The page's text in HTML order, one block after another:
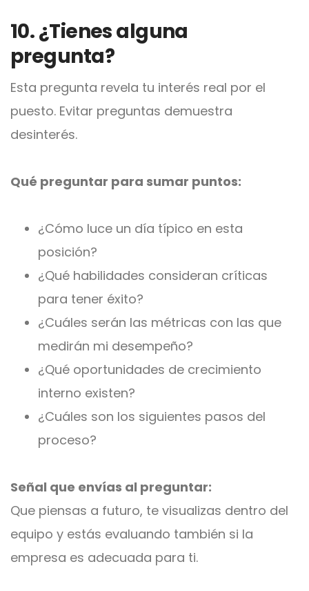
10. ¿Tienes alguna
pregunta?
Esta pregunta revela tu interés real por el
puesto. Evitar preguntas demuestra
desinterés.
Qué preguntar para sumar puntos:
¿Cómo luce un día típico en esta
posición?
¿Qué habilidades consideran críticas
para tener éxito?
¿Cuáles serán las métricas con las que
medirán mi desempeño?
¿Qué oportunidades de crecimiento
interno existen?
¿Cuáles son los siguientes pasos del
proceso?
Señal que envías al preguntar:
Que piensas a futuro, te visualizas dentro del
equipo y estás evaluando también si la
empresa es adecuada para ti.